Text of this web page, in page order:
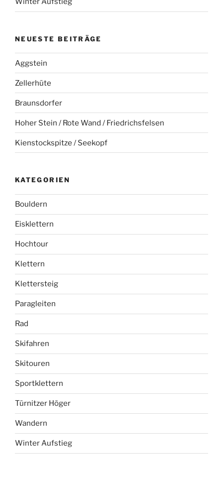
NEUESTE BEITRÄGE
Aggstein
Zellerhüte
Braunsdorfer
Hoher Stein / Rote Wand / Friedrichsfelsen
Kienstockspitze / Seekopf
KATEGORIEN
Bouldern
Eisklettern
Hochtour
Klettern
Klettersteig
Paragleiten
Rad
Skifahren
Skitouren
Sportklettern
Türnitzer Höger
Wandern
Winter Aufstieg